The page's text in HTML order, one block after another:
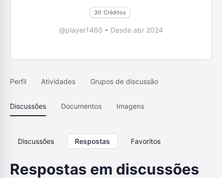
30 Créditos
@player1460 • Desde abr 2024
Perfil Atividades Grupos de discussão
Discussões Documentos Imagens
Discussões Respostas Favoritos
Respostas em discussões